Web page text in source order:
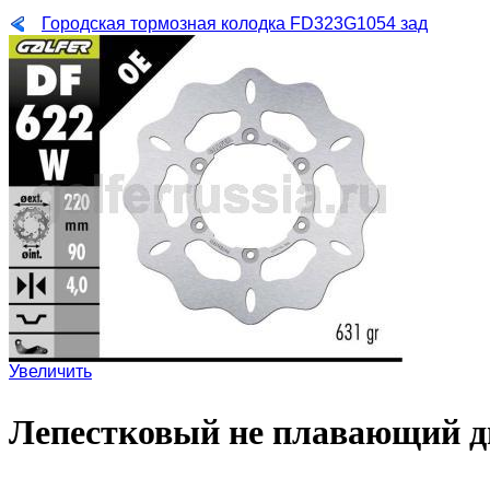
Городская тормозная колодка FD323G1054 зад
Увеличить
Лепестковый не плавающий